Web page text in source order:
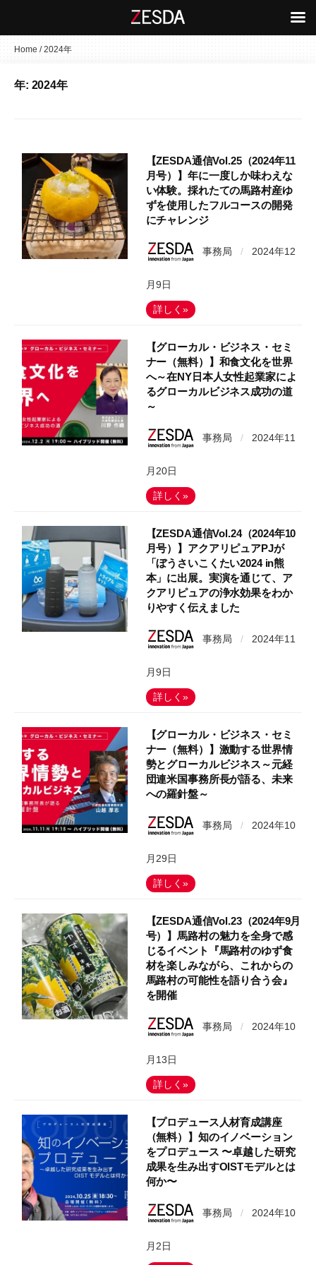
コ
Home /2024年
年: 2024年
【ZESDA通信Vol.25（2024年11
月号）】年に一度しか味わえな
い体験。採れたての馬路村産ゆ
ずを使用したフルコースの開発
にチャレンジ
事務局 / 2024年12
月9日
詳しく»
【グローカル・ビジネス・セミ
ナー（無料）】和食文化を世界
へ～在NY日本人女性起業家によ
るグローカルビジネス成功の道
～
事務局 / 2024年11
月20日
詳しく»
【ZESDA通信Vol.24（2024年10
月号）】アクアリピュアPJが
「ぼうさいこくたい2024 in熊
本」に出展。実演を通じて、ア
クアリピュアの浄水効果をわか
りやすく伝えました
事務局 / 2024年11
月9日
詳しく»
【グローカル・ビジネス・セミ
ナー（無料）】激動する世界情
勢とグローカルビジネス～元経
団連米国事務所長が語る、未来
への羅針盤～
事務局 / 2024年10
月29日
詳しく»
【ZESDA通信Vol.23（2024年9月
号）】馬路村の魅力を全身で感
じるイベント『馬路村のゆず食
材を楽しみながら、これからの
馬路村の可能性を語り合う会』
を開催
事務局 / 2024年10
月13日
詳しく»
【プロデュース人材育成講座
（無料）】知のイノベーション
をプロデュース 〜卓越した研究
成果を生み出すOISTモデルとは
何か〜
事務局 / 2024年10
月2日